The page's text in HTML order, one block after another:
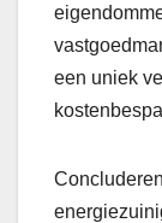
een uniek